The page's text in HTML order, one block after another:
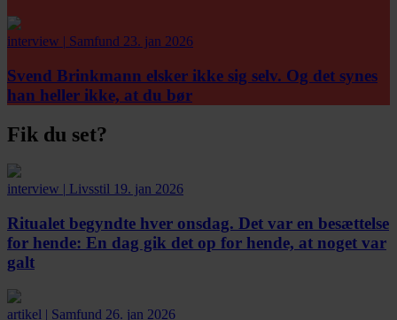
interview | Samfund 23. jan 2026
Svend Brinkmann elsker ikke sig selv. Og det synes
han heller ikke, at du bør
Fik du set?
interview | Livsstil 19. jan 2026
Ritualet begyndte hver onsdag. Det var en besættelse
for hende: En dag gik det op for hende, at noget var
galt
artikel | Samfund 26. jan 2026